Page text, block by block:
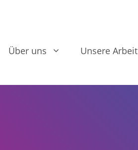
Über uns Unsere Arbeit